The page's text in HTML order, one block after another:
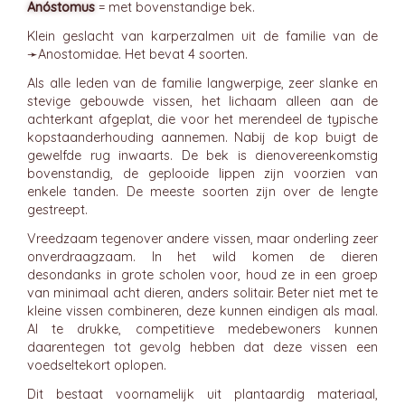
Anóstomus = met bovenstandige bek.
Klein geslacht van karperzalmen uit de familie van de
➛Anostomidae. Het bevat 4 soorten.
Als alle leden van de familie langwerpige, zeer slanke en
stevige gebouwde vissen, het lichaam alleen aan de
achterkant afgeplat, die voor het merendeel de typische
kopstaanderhouding aannemen. Nabij de kop buigt de
gewelfde rug inwaarts. De bek is dienovereenkomstig
bovenstandig, de geplooide lippen zijn voorzien van
enkele tanden. De meeste soorten zijn over de lengte
gestreept.
Vreedzaam tegenover andere vissen, maar onderling zeer
onverdraagzaam. In het wild komen de dieren
desondanks in grote scholen voor, houd ze in een groep
van minimaal acht dieren, anders solitair. Beter niet met te
kleine vissen combineren, deze kunnen eindigen als maal.
Al te drukke, competitieve medebewoners kunnen
daarentegen tot gevolg hebben dat deze vissen een
voedseltekort oplopen.
Dit bestaat voornamelijk uit plantaardig materiaal,